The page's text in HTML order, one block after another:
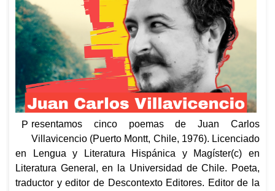
P resentamos cinco poemas deJuan Carlos
Villavicencio (Puerto Montt, Chile, 1976). Licenciado
en Lengua y Literatura Hispánica y Magíster(c) en
Literatura General, en la Universidad de Chile. Poeta,
traductor y editor de Descontexto Editores. Editor de la